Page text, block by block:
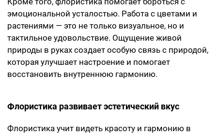
эмоциональной усталостью. Работа с цветами и
растениями — это не только визуальное, но и
тактильное удовольствие. Ощущение живой
природы в руках создает особую связь с природой,
которая улучшает настроение и помогает
восстановить внутреннюю гармонию.
Флористика развивает эстетический вкус
Флористика учит видеть красоту и гармонию в